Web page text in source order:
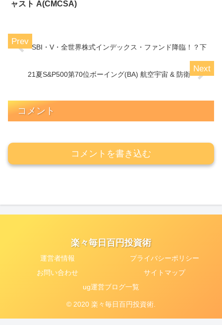
ャスト A(CMCSA)
SBI・V・全世界株式インデックス・ファンド降臨！？下
21夏S&P500第70位ボーイング(BA) 航空宇宙 & 防衛
コメント
コメントを書き込む
楽々毎日百円投資術
運営者情報
プライバシーポリシー
お問い合わせ
サイトマップ
ug運営ブログ一覧
© 2020 楽々毎日百円投資術.